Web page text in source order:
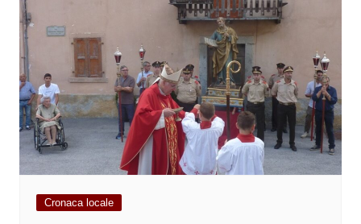
Cronaca locale